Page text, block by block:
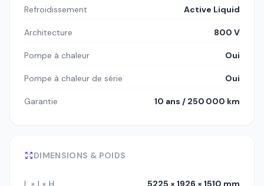
Refroidissement Active Liquid
Architecture 800 V
Pompe à chaleur Oui
Pompe à chaleur de série Oui
Garantie 10 ans / 250 000 km
DIMENSIONS & POIDS
L × l × H 5225 × 1926 × 1510 mm